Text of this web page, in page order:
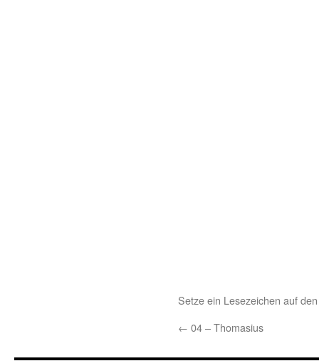
Setze ein Lesezeichen auf
← 04 – Thomasius